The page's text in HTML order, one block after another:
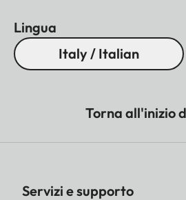
Lingua
Italy / Italian
Torna all'inizio
Servizi e supporto